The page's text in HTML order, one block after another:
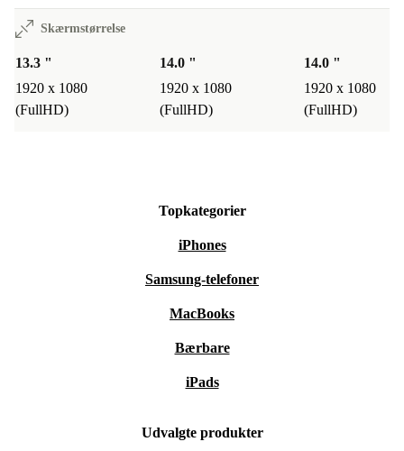
Skærmstørrelse
13.3 "
1920 x 1080
(FullHD)
14.0 "
1920 x 1080
(FullHD)
14.0 "
1920 x 1080
(FullHD)
Topkategorier
iPhones
Samsung-telefoner
MacBooks
Bærbare
iPads
Udvalgte produkter